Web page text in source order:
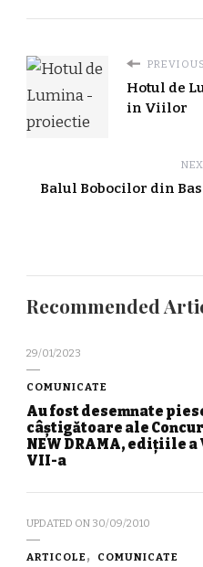
Hotul de
in Viilor
Balul Bobocilor din
Recommended
29/01/2023
COMUNICATE
Au fost desemnate
câștigătoare ale
NEW DRAMA, edițiile a
VII-a
UPDATED ON 30/09/2010
ARTICOLE COMUNICATE